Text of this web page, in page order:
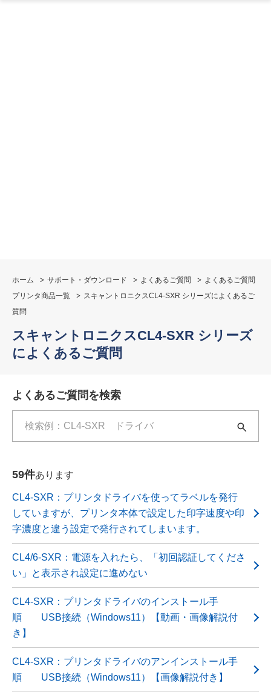
ホーム サポート・ダウンロード よくあるご質問
よくあるご質問
プリンタ商品一覧
スキャントロニクスCL4-SXR シリーズによくあるご
質問
スキャントロニクスCL4-SXR シリーズ
によくあるご質問
よくあるご質問を検索
検索キーワード入力
59件あります
CL4-SXR：プリンタドライバを使ってラベルを発行
していますが、プリンタ本体で設定した印字速度や印
字濃度と違う設定で発行されてしまいます。
CL4/6-SXR：電源を入れたら、「初回認証してくださ
い」と表示され設定に進めない
CL4-SXR：プリンタドライバのインストール手
順 USB接続（Windows11）【動画・画像解説付
き】
CL4-SXR：プリンタドライバのアンインストール手
順 USB接続（Windows11）【画像解説付き】